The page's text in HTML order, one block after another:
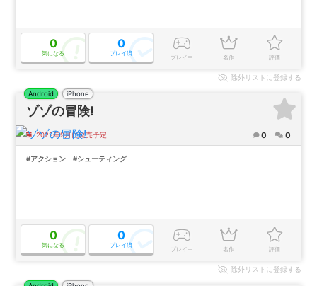
0
気になる
0
プレイ済
プレイ中 名作 評価
除外リストに登録する
ゾゾの冒険!
Android iPhone
2022年9月に発売予定 0 0
#アクション #シューティング
0
気になる
0
プレイ済
プレイ中 名作 評価
除外リストに登録する